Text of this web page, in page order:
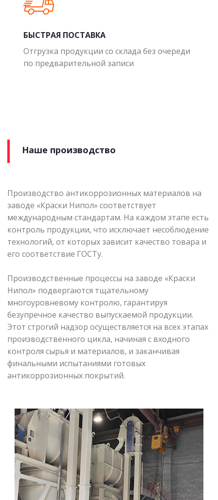
БЫСТРАЯ ПОСТАВКА
Отгрузка продукции со склада без очереди
по предварительной записи
Наше производство
Производство антикоррозионных материалов на
заводе «Краски Нипол» соответствует
международным стандартам. На каждом этапе есть
контроль продукции, что исключает несоблюдение
технологий, от которых зависит качество товара и
его соответствие ГОСТу.
Производственные процессы на заводе «Краски
Нипол» подвергаются тщательному
многоуровневому контролю, гарантируя
безупречное качество выпускаемой продукции.
Этот строгий надзор осуществляется на всех этапах
производственного цикла, начиная с входного
контроля сырья и материалов, и заканчивая
финальными испытаниями готовых
антикоррозионных покрытий.